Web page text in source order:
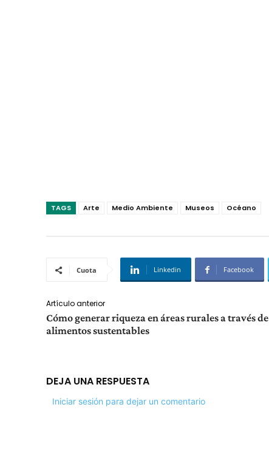
TAGS Arte Medio Ambiente Museos Océano
Cuota Linkedin Facebook
Artículo anterior
Cómo generar riqueza en áreas rurales a través de
alimentos sustentables
DEJA UNA RESPUESTA
Iniciar sesión para dejar un comentario